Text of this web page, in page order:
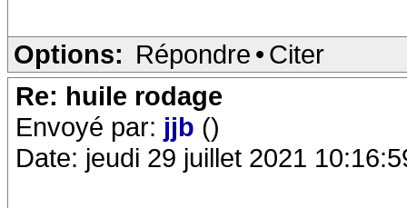
Options: Répondre • Citer
Re: huile rodage
Envoyé par: jjb ()
Date: jeudi 29 juillet 2021